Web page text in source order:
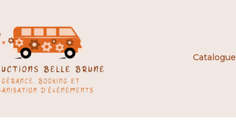
Catalogue